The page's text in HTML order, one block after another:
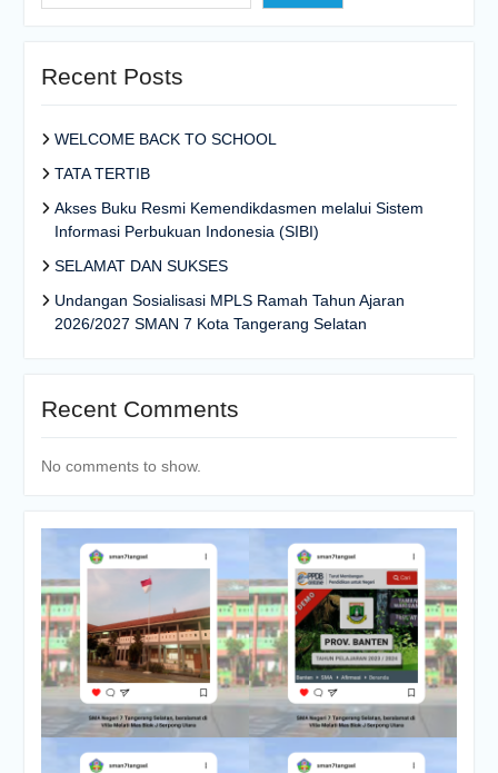
Recent Posts
WELCOME BACK TO SCHOOL
TATA TERTIB
Akses Buku Resmi Kemendikdasmen melalui Sistem
Informasi Perbukuan Indonesia (SIBI)
SELAMAT DAN SUKSES
Undangan Sosialisasi MPLS Ramah Tahun Ajaran
2026/2027 SMAN 7 Kota Tangerang Selatan
Recent Comments
No comments to show.